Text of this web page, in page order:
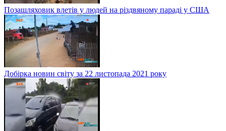
Позашляховик влетів у людей на різдвяному параді у США
Добірка новин світу за 22 листопада 2021 року